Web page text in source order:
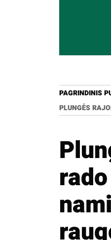
PAGRINDINIS
PLUNGĖS